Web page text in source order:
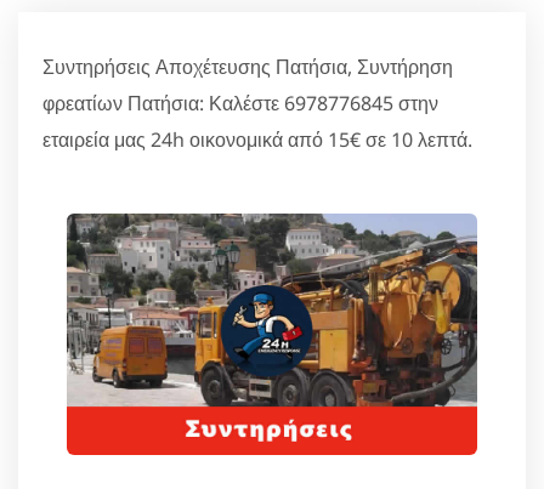
Συντηρήσεις Αποχέτευσης Πατήσια, Συντήρηση
φρεατίων Πατήσια: Καλέστε 6978776845 στην
εταιρεία μας 24h οικονομικά από 15€ σε 10 λεπτά.